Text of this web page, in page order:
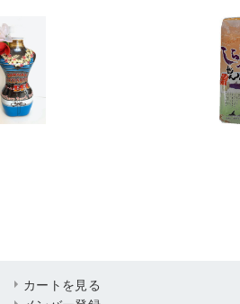
カートを見る